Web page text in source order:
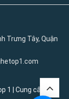
Trưng Tây, Quận
1
Cung cấp bởi